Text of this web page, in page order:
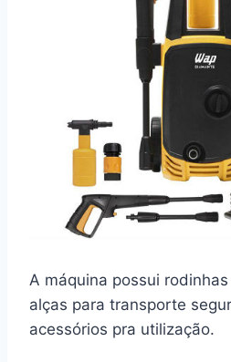
A máquina possui
alças para transporte
acessórios pra utilização.